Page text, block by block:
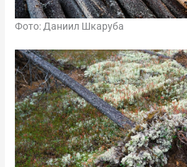
Фото: Даниил Шкаруба